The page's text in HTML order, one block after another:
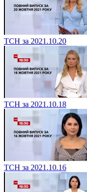
ТСН за 2021.10.20
ТСН за 2021.10.18
ТСН за 2021.10.16